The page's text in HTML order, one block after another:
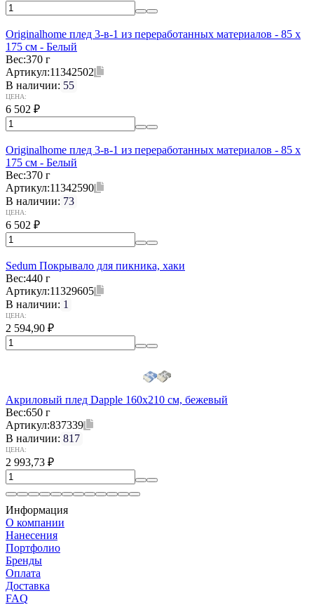
Originalhome плед 3-в-1 из переработанных материалов - 85 x
175 см - Белый
Вес:370 г
Артикул:11342502
В наличии: 55
ЦЕНА:
6 502 ₽
Originalhome плед 3-в-1 из переработанных материалов - 85 x
175 см - Белый
Вес:370 г
Артикул:11342590
В наличии: 73
ЦЕНА:
6 502 ₽
Sedum Покрывало для пикника, хаки
Вес:440 г
Артикул:11329605
В наличии: 1
ЦЕНА:
2 594,90 ₽
Акриловый плед Dapple 160x210 см, бежевый
Вес:650 г
Артикул:837339
В наличии: 817
ЦЕНА:
2 993,73 ₽
Информация
О компании
Нанесения
Портфолио
Бренды
Оплата
Доставка
FAQ